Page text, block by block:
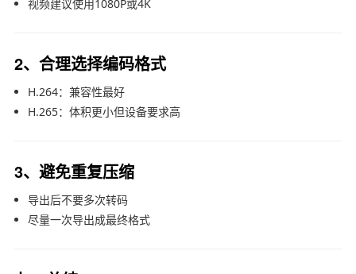
视频建议使用1080P或4K
2、合理选择编码格式
H.264：兼容性最好
H.265：体积更小但设备要求高
3、避免重复压缩
导出后不要多次转码
尽量一次导出成最终格式